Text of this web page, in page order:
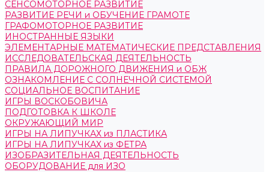
СЕНСОМОТОРНОЕ РАЗВИТИЕ
РАЗВИТИЕ РЕЧИ и ОБУЧЕНИЕ ГРАМОТЕ
ГРАФОМОТОРНОЕ РАЗВИТИЕ
ИНОСТРАННЫЕ ЯЗЫКИ
ЭЛЕМЕНТАРНЫЕ МАТЕМАТИЧЕСКИЕ ПРЕДСТАВЛЕНИЯ
ИССЛЕДОВАТЕЛЬСКАЯ ДЕЯТЕЛЬНОСТЬ
ПРАВИЛА ДОРОЖНОГО ДВИЖЕНИЯ и ОБЖ
ОЗНАКОМЛЕНИЕ С СОЛНЕЧНОЙ СИСТЕМОЙ
СОЦИАЛЬНОЕ ВОСПИТАНИЕ
ИГРЫ ВОСКОБОВИЧА
ПОДГОТОВКА К ШКОЛЕ
ОКРУЖАЮЩИЙ МИР
ИГРЫ НА ЛИПУЧКАХ из ПЛАСТИКА
ИГРЫ НА ЛИПУЧКАХ из ФЕТРА
ИЗОБРАЗИТЕЛЬНАЯ ДЕЯТЕЛЬНОСТЬ
ОБОРУДОВАНИЕ для ИЗО